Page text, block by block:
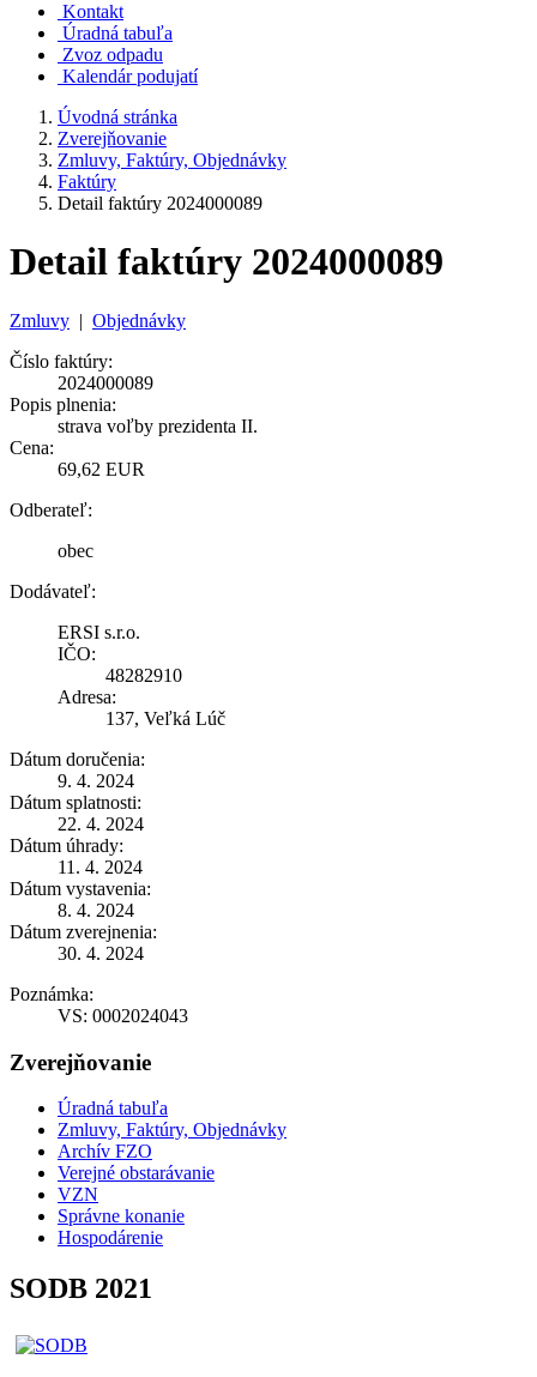
Kontakt
Úradná tabuľa
Zvoz odpadu
Kalendár podujatí
Úvodná stránka
Zverejňovanie
Zmluvy, Faktúry, Objednávky
Faktúry
Detail faktúry 2024000089
Detail faktúry 2024000089
Zmluvy | Objednávky
Číslo faktúry:
2024000089
Popis plnenia:
strava voľby prezidenta II.
Cena:
69,62 EUR
Odberateľ:
obec
Dodávateľ:
ERSI s.r.o.
IČO:
48282910
Adresa:
137, Veľká Lúč
Dátum doručenia:
9. 4. 2024
Dátum splatnosti:
22. 4. 2024
Dátum úhrady:
11. 4. 2024
Dátum vystavenia:
8. 4. 2024
Dátum zverejnenia:
30. 4. 2024
Poznámka:
VS: 0002024043
Zverejňovanie
Úradná tabuľa
Zmluvy, Faktúry, Objednávky
Archív FZO
Verejné obstarávanie
VZN
Správne konanie
Hospodárenie
SODB 2021